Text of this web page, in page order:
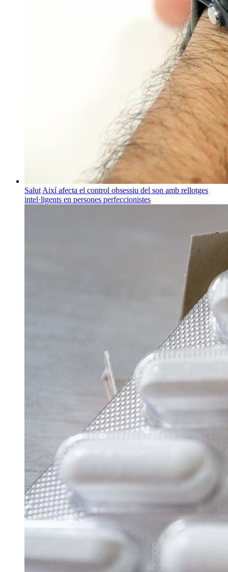
Salut Així afecta el control obsessiu del son amb rellotges
intel·ligents en persones perfeccionistes